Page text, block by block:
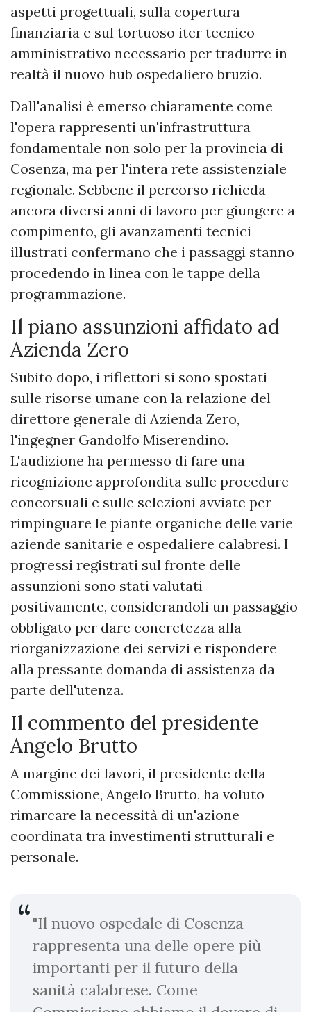
aspetti progettuali, sulla copertura
finanziaria e sul tortuoso iter tecnico-
amministrativo necessario per tradurre in
realtà il nuovo hub ospedaliero bruzio.
Dall'analisi è emerso chiaramente come
l'opera rappresenti un'infrastruttura
fondamentale non solo per la provincia di
Cosenza, ma per l'intera rete assistenziale
regionale. Sebbene il percorso richieda
ancora diversi anni di lavoro per giungere a
compimento, gli avanzamenti tecnici
illustrati confermano che i passaggi stanno
procedendo in linea con le tappe della
programmazione.
Il piano assunzioni affidato ad
Azienda Zero
Subito dopo, i riflettori si sono spostati
sulle risorse umane con la relazione del
direttore generale di Azienda Zero,
l'ingegner Gandolfo Miserendino.
L'audizione ha permesso di fare una
ricognizione approfondita sulle procedure
concorsuali e sulle selezioni avviate per
rimpinguare le piante organiche delle varie
aziende sanitarie e ospedaliere calabresi. I
progressi registrati sul fronte delle
assunzioni sono stati valutati
positivamente, considerandoli un passaggio
obbligato per dare concretezza alla
riorganizzazione dei servizi e rispondere
alla pressante domanda di assistenza da
parte dell'utenza.
Il commento del presidente
Angelo Brutto
A margine dei lavori, il presidente della
Commissione, Angelo Brutto, ha voluto
rimarcare la necessità di un'azione
coordinata tra investimenti strutturali e
personale.
"Il nuovo ospedale di Cosenza
rappresenta una delle opere più
importanti per il futuro della
sanità calabrese. Come